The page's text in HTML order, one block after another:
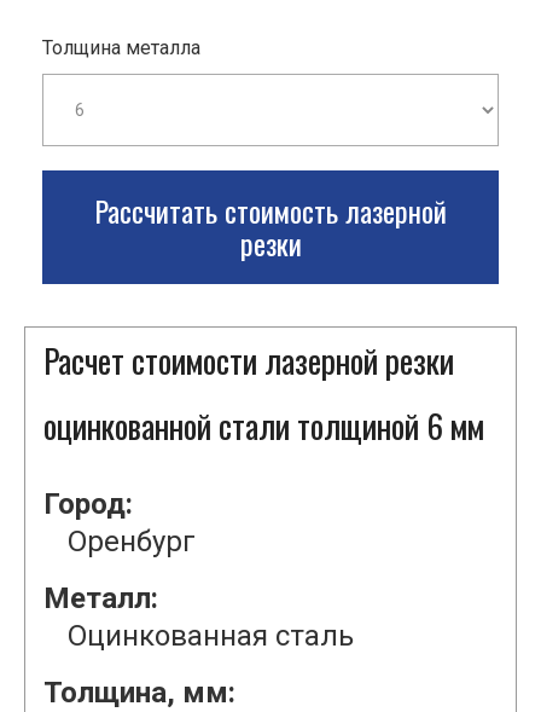
Толщина металла
Рассчитать стоимость лазерной
резки
Расчет стоимости лазерной резки
оцинкованной стали толщиной 6 мм
Город:
Оренбург
Металл:
Оцинкованная сталь
Толщина, мм: